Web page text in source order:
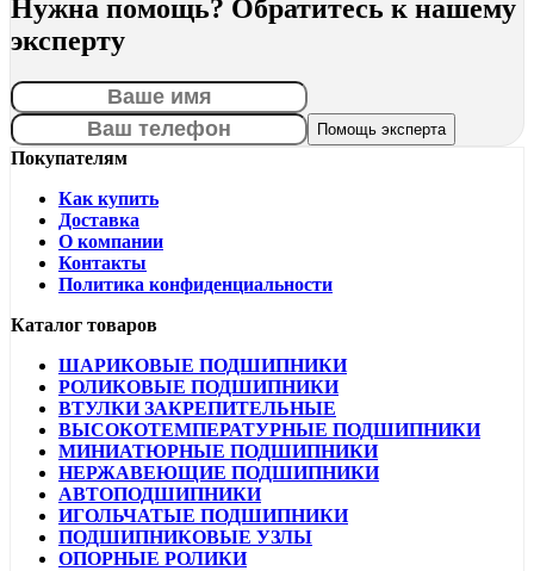
Нужна помощь? Обратитесь к нашему
эксперту
Покупателям
Как купить
Доставка
О компании
Контакты
Политика конфиденциальности
Каталог товаров
ШАРИКОВЫЕ ПОДШИПНИКИ
РОЛИКОВЫЕ ПОДШИПНИКИ
ВТУЛКИ ЗАКРЕПИТЕЛЬНЫЕ
ВЫСОКОТЕМПЕРАТУРНЫЕ ПОДШИПНИКИ
МИНИАТЮРНЫЕ ПОДШИПНИКИ
НЕРЖАВЕЮЩИЕ ПОДШИПНИКИ
АВТОПОДШИПНИКИ
ИГОЛЬЧАТЫЕ ПОДШИПНИКИ
ПОДШИПНИКОВЫЕ УЗЛЫ
ОПОРНЫЕ РОЛИКИ